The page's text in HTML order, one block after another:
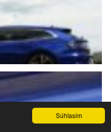
Súhlasím